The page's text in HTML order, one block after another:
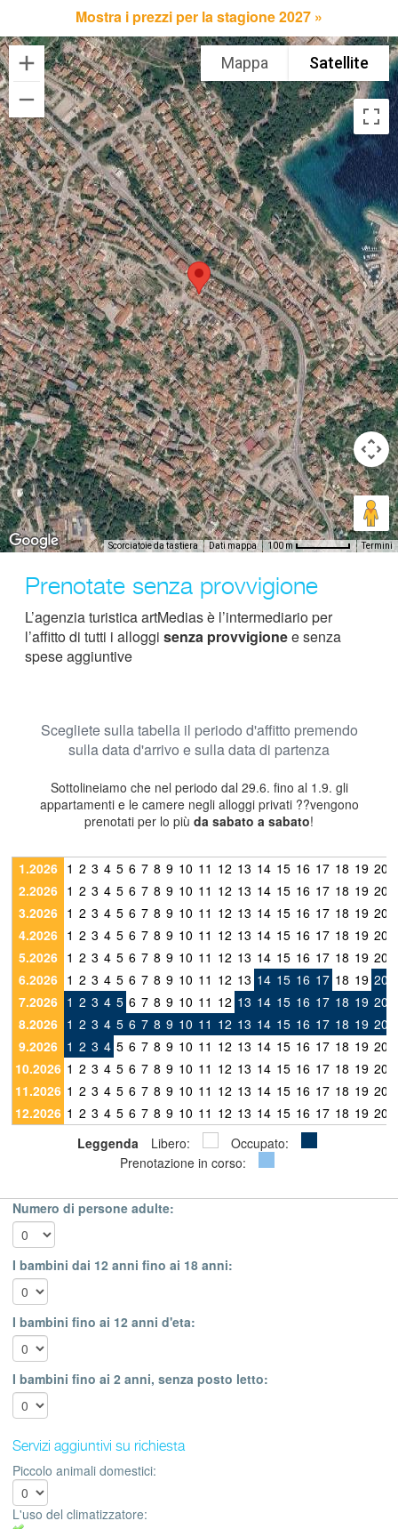
Mostra i prezzi per la stagione 2027 »
Mappa Satellite
Scorciatoie da tastiera Dati mappa 100 m Termini
Prenotate senza provvigione
L’agenzia turistica artMedias è l’intermediario per
l’affitto di tutti i alloggi senza provvigionee senza
spese aggiuntive
Scegliete sulla tabella il periodo d'affitto premendo
sulla data d'arrivo e sulla data di partenza
Sottolineiamo che nel periodo dal 29.6. fino al 1.9. gli
appartamenti e le camere negli alloggi privati ??vengono
prenotati per lo più da sabato a sabato!
1.2026 1 2 3 4 5 6 7 8 9 10 11 12 13 14 15 16 17 18 19 20
2.2026 1 2 3 4 5 6 7 8 9 10 11 12 13 14 15 16 17 18 19 20
3.2026 1 2 3 4 5 6 7 8 9 10 11 12 13 14 15 16 17 18 19 20
4.2026 1 2 3 4 5 6 7 8 9 10 11 12 13 14 15 16 17 18 19 20
5.2026 1 2 3 4 5 6 7 8 9 10 11 12 13 14 15 16 17 18 19 20
6.2026 1 2 3 4 5 6 7 8 9 10 11 12 13 14 15 16 17 18 19 20
7.2026 1 2 3 4 5 6 7 8 9 10 11 12 13 14 15 16 17 18 19 20
8.2026 1 2 3 4 5 6 7 8 9 10 11 12 13 14 15 16 17 18 19 20
9.2026 1 2 3 4 5 6 7 8 9 10 11 12 13 14 15 16 17 18 19 20
10.2026 1 2 3 4 5 6 7 8 9 10 11 12 13 14 15 16 17 18 19 20
11.2026 1 2 3 4 5 6 7 8 9 10 11 12 13 14 15 16 17 18 19 20
12.2026 1 2 3 4 5 6 7 8 9 10 11 12 13 14 15 16 17 18 19 20
Leggenda
Libero:
Occupato:
Prenotazione in corso:
Numero di persone adulte:
I bambini dai 12 anni fino ai 18 anni:
I bambini fino ai 12 anni d'eta:
I bambini fino ai 2 anni, senza posto letto:
Servizi aggiuntivi su richiesta
Piccolo animali domestici:
L'uso del climatizzatore: